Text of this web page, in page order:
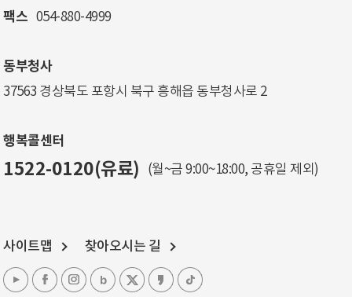
팩스 054-880-4999
동부청사
37563 경상북도 포항시 북구 흥해읍 동부청사로 2
행복콜센터
1522-0120(유료) (월~금 9:00~18:00, 공휴일 제외)
사이트맵 찾아오시는 길